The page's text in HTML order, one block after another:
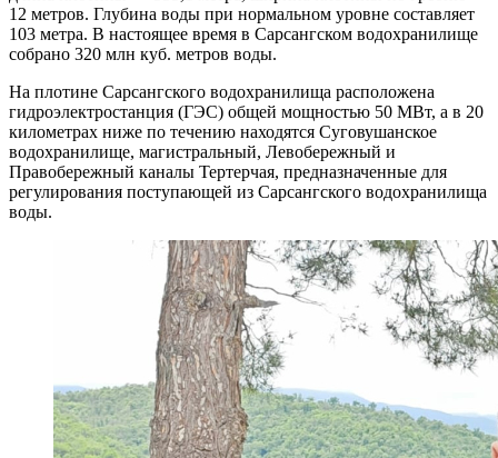
12 метров. Глубина воды при нормальном уровне составляет
103 метра. В настоящее время в Сарсангском водохранилище
собрано 320 млн куб. метров воды.
На плотине Сарсангского водохранилища расположена
гидроэлектростанция (ГЭС) общей мощностью 50 МВт, а в 20
километрах ниже по течению находятся Суговушанское
водохранилище, магистральный, Левобережный и
Правобережный каналы Тертерчая, предназначенные для
регулирования поступающей из Сарсангского водохранилища
воды.